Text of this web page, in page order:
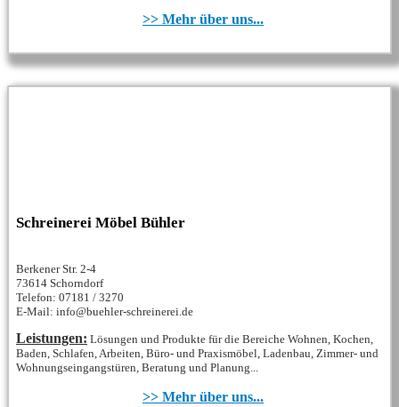
>> Mehr über uns...
Schreinerei Möbel Bühler
Berkener Str. 2-4
73614 Schorndorf
Telefon: 07181 / 3270
E-Mail: info@buehler-schreinerei.de
Leistungen: Lösungen und Produkte für die Bereiche Wohnen, Kochen,
Baden, Schlafen, Arbeiten, Büro- und Praxismöbel, Ladenbau, Zimmer- und
Wohnungseingangstüren, Beratung und Planung...
>> Mehr über uns...